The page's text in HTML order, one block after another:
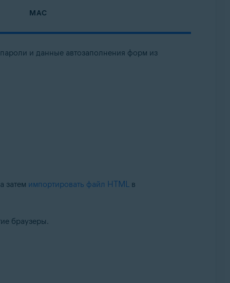
MAC
и данные автозаполнения форм из
затем импортировать файл HTMLв
браузеры.